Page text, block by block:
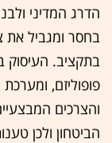
הדרג המדיני
בחסר ומגביל את
בתקציב. העיסוק
פופוליזם,
והצרכים
הביטחון ולכן